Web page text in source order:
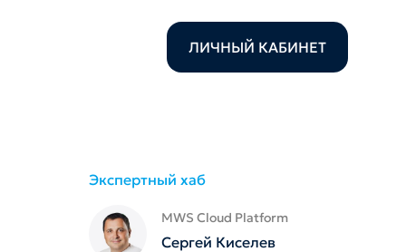
ЛИЧНЫЙ КАБИНЕТ
Экспертный хаб
MWS Cloud Platform
Сергей Киселев